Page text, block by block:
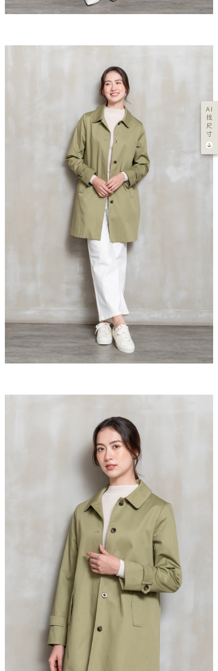
AI
找
尺
寸